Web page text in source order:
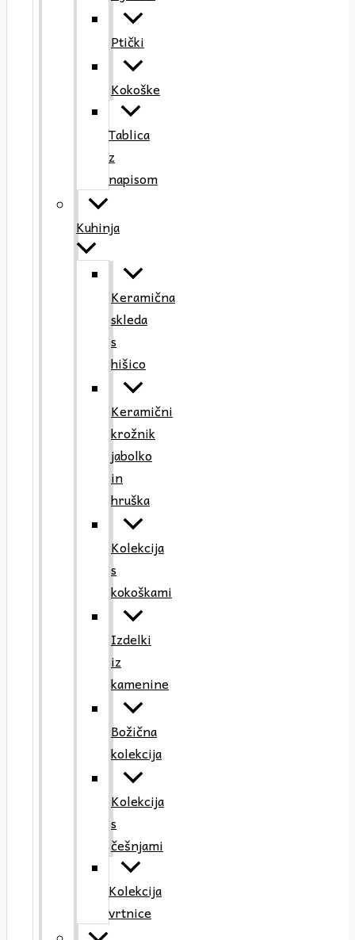
Ptički
Kokoške
Tablica
z
napisom
Kuhinja
Keramična
skleda
s
hišico
Keramični
krožnik
jabolko
in
hruška
Kolekcija
s
kokoškami
Izdelki
iz
kamenine
Božična
kolekcija
Kolekcija
s
češnjami
Kolekcija
vrtnice